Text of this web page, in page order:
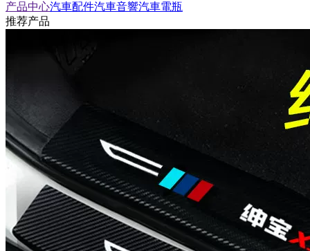
产品中心汽車配件汽車音響汽車電瓶
推荐产品